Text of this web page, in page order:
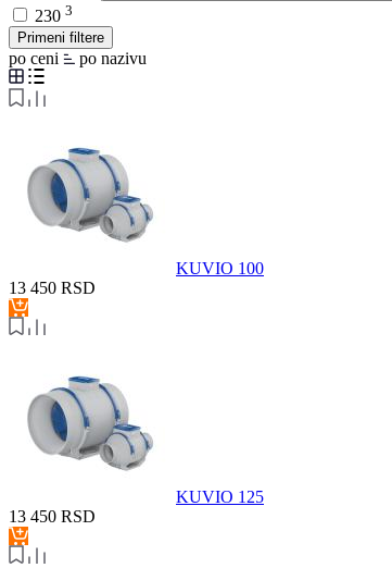
230 3
Primeni filtere
po ceni po nazivu
KUVIO 100
13 450 RSD
KUVIO 125
13 450 RSD